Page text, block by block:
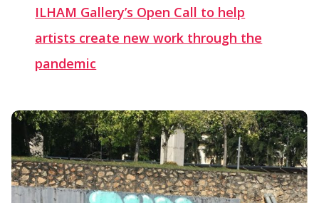
ILHAM Gallery’s Open Call to help
artists create new work through the
pandemic